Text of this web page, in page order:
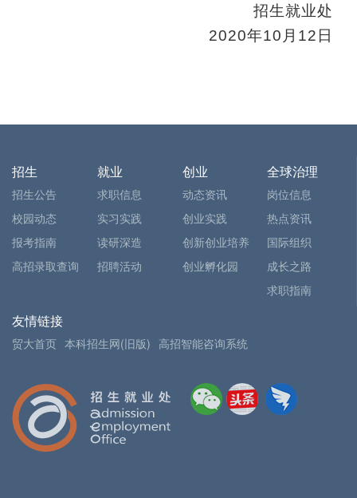
招生就业处
2020年10月12日
招生
招生公告
校园动态
报考指南
高招录取查询
就业
求职信息
实习实践
读研深造
招聘活动
创业
动态资讯
创业实践
创新创业培养
创业孵化园
全球治理
岗位信息
热点资讯
国际组织
成长之路
求职指南
友情链接
贸大首页 本科招生网(旧版) 高招智能咨询系统